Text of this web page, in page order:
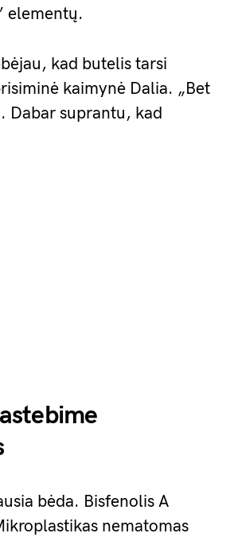
elementų.
kad butelis tarsi
kaimynė Dalia. „Bet
Dabar suprantu, kad
bėda. Bisfenolis A
nematomas